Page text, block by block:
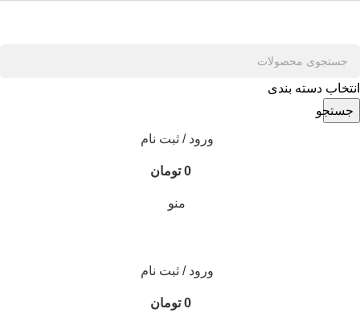
انتخاب دسته بندی
جستجو
ورود / ثبت نام
0 تومان
منو
ورود / ثبت نام
0 تومان